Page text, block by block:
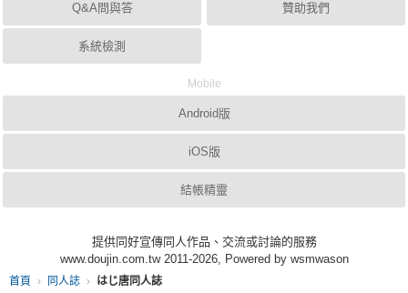
首頁 同人誌 はじ唐同人誌
Q&A問與答
系統檢測
贊助我們
Mobile
Android版
iOS版
結帳精靈
提供同好宣傳同人作品、交流或討論的服務
www.doujin.com.tw 2011-2026, Powered by wsmwason